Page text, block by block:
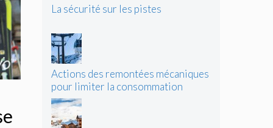
La sécurité sur les pistes
Actions des remontées mécaniques
pour limiter la consommation
d’énergie